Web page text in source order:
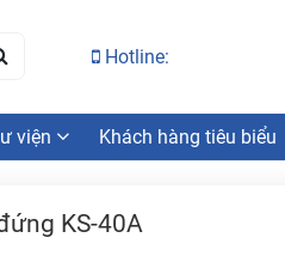
Hotline:
viện Khách hàng tiêu biểu
KS-40A